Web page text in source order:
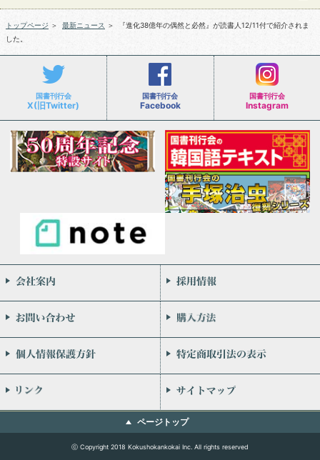
トップページ ＞ 最新ニュース ＞
『進化38億年の偶然と必然』が読書人12/11付で紹介されま
した。
国書刊行会
X(旧Twitter)
国書刊行会
Facebook
国書刊行会
Instagram
会社案内
お問い合わせ
個人情報保護方針
リンク
ページトップ
ⓒ Copyright 2018 Kokushokankokai Inc. All rights reserved